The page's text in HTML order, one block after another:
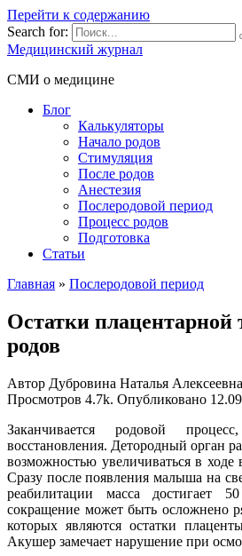
Перейти к содержанию
Search for:
Медицинский журнал
СМИ о медицине
Блог
Калькуляторы
Начало родов
Стимуляция
После родов
Анестезия
Послеродовой период
Процесс родов
Подготовка
Статьи
Главная » Послеродовой период
Остатки плацентарной
родов
Автор Дубровина Наталья Алексеевна
Просмотров 4.7k. Опубликовано
Заканчивается родовой
восстановления. Детородный орган
возможностью увеличиваться в
Сразу после появления малыша на
реабилитации масса достигает
сокращение может быть осложнено
которых являются остатки
Акушер замечает нарушение при